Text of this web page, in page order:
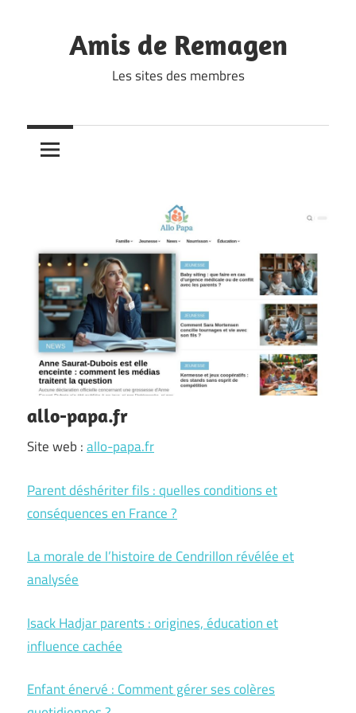
contentAmis de Remagen
Les sites des membres
allo-papa.fr
Site web :allo-papa.fr
Parent déshériter fils : quelles conditions et
conséquences en France ?
La morale de l’histoire de Cendrillon révélée et
analysée
Isack Hadjar parents : origines, éducation et
influence cachée
Enfant énervé : Comment gérer ses colères